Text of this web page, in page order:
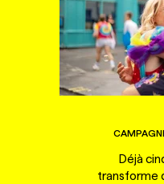
Déjà
transforme